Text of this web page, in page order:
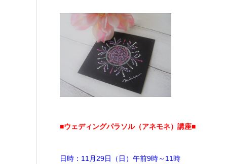
■ウェディングパラソル（アネモネ）講座■
日時：11月29日（日）午前9時～11時